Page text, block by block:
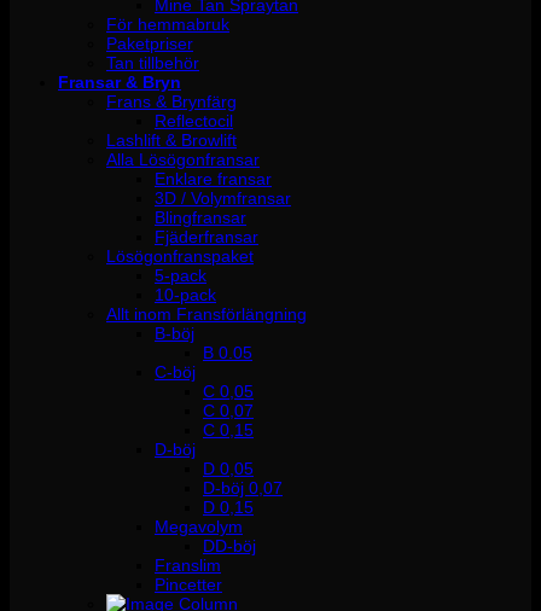
Mine Tan Spraytan
För hemmabruk
Paketpriser
Tan tillbehör
Fransar & Bryn
Frans & Brynfärg
Reflectocil
Lashlift & Browlift
Alla Lösögonfransar
Enklare fransar
3D / Volymfransar
Blingfransar
Fjäderfransar
Lösögonfranspaket
5-pack
10-pack
Allt inom Fransförlängning
B-böj
B 0.05
C-böj
C 0,05
C 0,07
C 0,15
D-böj
D 0,05
D-böj 0,07
D 0,15
Megavolym
DD-böj
Franslim
Pincetter